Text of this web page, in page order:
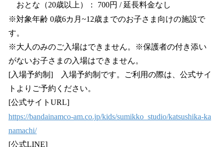
おとな（20歳以上）： 700円 / 延長料金なし
※対象年齢 0歳6カ月~12歳までのお子さま向けの施設で
す。
※大人のみのご入場はできません。※保護者の付き添い
がないお子さまの入場はできません。
[入場予約制] 入場予約制です。ご利用の際は、公式サイ
トよりご予約ください。
[公式サイトURL]
https://bandainamco-am.co.jp/kids/sumikko_studio/katsushika-ka
namachi/
[公式LINE]